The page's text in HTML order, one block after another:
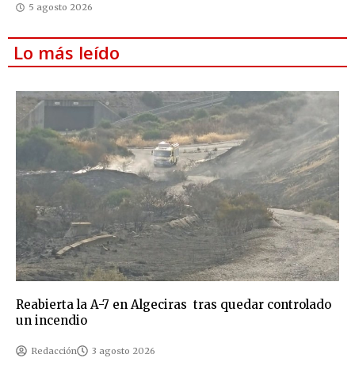
5 agosto 2026
Lo más leído
Reabierta la A-7 en Algeciras tras quedar controlado
un incendio
Redacción 3 agosto 2026